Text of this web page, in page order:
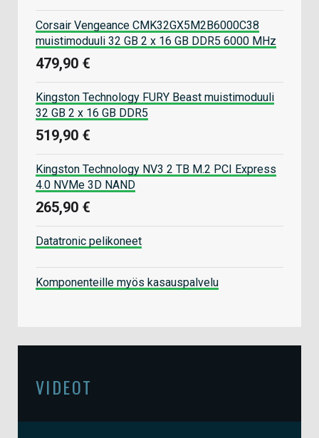
Corsair Vengeance CMK32GX5M2B6000C38
muistimoduuli 32 GB 2 x 16 GB DDR5 6000 MHz
479,90 €
Kingston Technology FURY Beast muistimoduuli
32 GB 2 x 16 GB DDR5
519,90 €
Kingston Technology NV3 2 TB M.2 PCI Express
4.0 NVMe 3D NAND
265,90 €
Datatronic pelikoneet
Komponenteille myös kasauspalvelu
VIDEOT